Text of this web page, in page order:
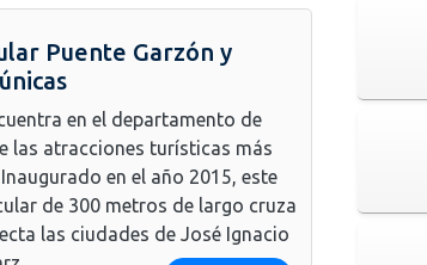
Puente Garzón y
en el departamento de
las atracciones turísticas más
en el año 2015, este
de 300 metros de largo cruza
las ciudades de José Ignacio